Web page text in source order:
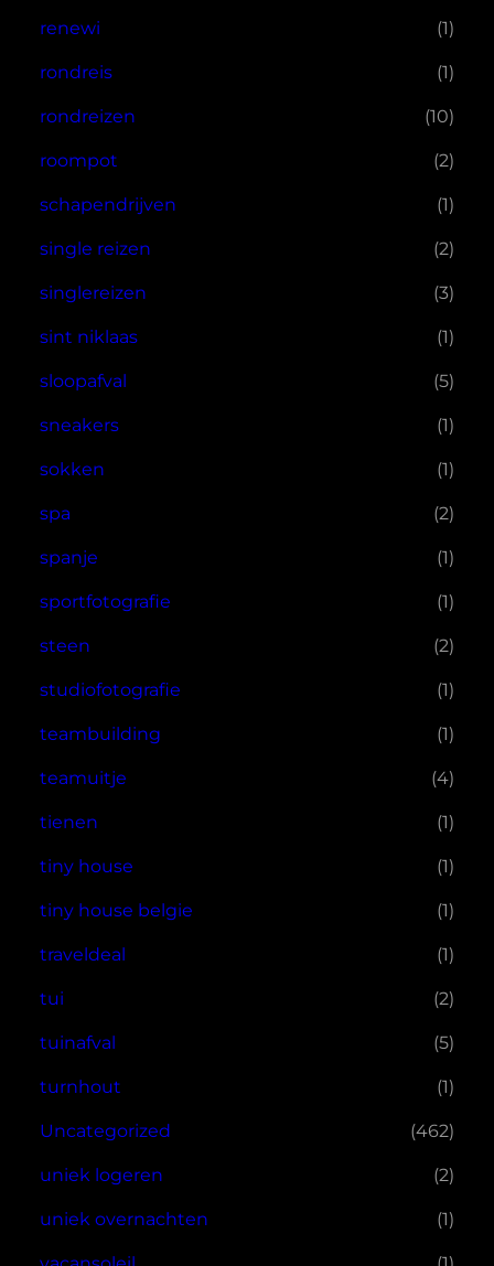
renewi (1)
rondreis (1)
rondreizen (10)
roompot (2)
schapendrijven (1)
single reizen (2)
singlereizen (3)
sint niklaas (1)
sloopafval (5)
sneakers (1)
sokken (1)
spa (2)
spanje (1)
sportfotografie (1)
steen (2)
studiofotografie (1)
teambuilding (1)
teamuitje (4)
tienen (1)
tiny house (1)
tiny house belgie (1)
traveldeal (1)
tui (2)
tuinafval (5)
turnhout (1)
Uncategorized (462)
uniek logeren (2)
uniek overnachten (1)